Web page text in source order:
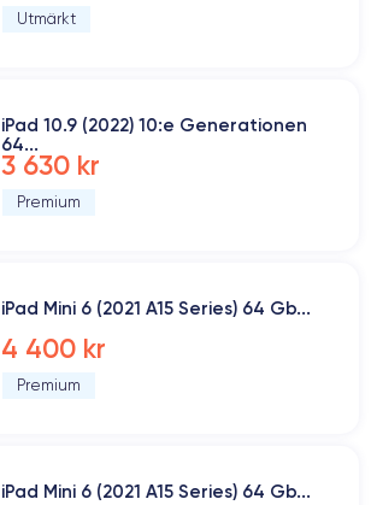
Utmärkt
iPad 10.9 (2022) 10:e Generationen
64...
3 630 kr
Premium
iPad Mini 6 (2021 A15 Series) 64 Gb...
4 400 kr
Premium
iPad Mini 6 (2021 A15 Series) 64 Gb...